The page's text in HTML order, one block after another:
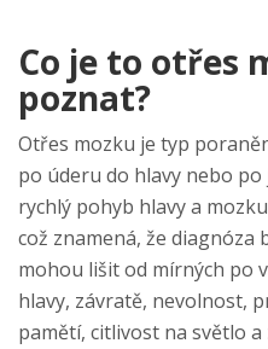
Co je to otřes
poznat?
Otřes mozku je typ
po úderu do hlavy nebo
rychlý pohyb hlavy a
což znamená, že diagnóza
mohou lišit od mírných po
hlavy, závratě, nevolnost,
pamětí, citlivost na světlo